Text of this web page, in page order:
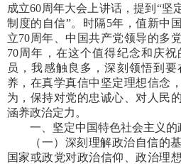
成立60周年大会上讲话，提到“坚
制度的自信”。时隔5年，值新中
立70周年、中国共产党领导的多
70周年，在这个值得纪念和庆
员，我感触良多，深刻领悟到
养，在真学真信中坚定理想信念
为，保持对党的忠诚心、对人民
涵养政治定力。
一、坚定中国特色社会主义的
（一）深刻理解政治自信的
国家或政党对政治信仰、政治理